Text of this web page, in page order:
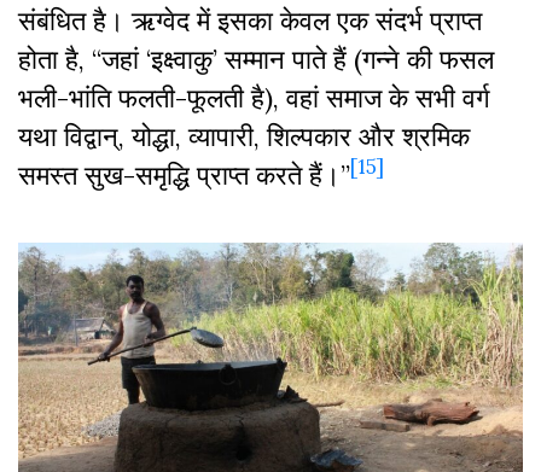
संबंधित है। ऋग्वेद में इसका केवल एक संदर्भ प्राप्त
होता है, “जहां ‘इक्ष्वाकु’ सम्मान पाते हैं (गन्ने की फसल
भली-भांति फलती-फूलती है), वहां समाज के सभी वर्ग
यथा विद्वान्, योद्धा, व्यापारी, शिल्पकार और श्रमिक
समस्त सुख-समृद्धि प्राप्त करते हैं।”[15]